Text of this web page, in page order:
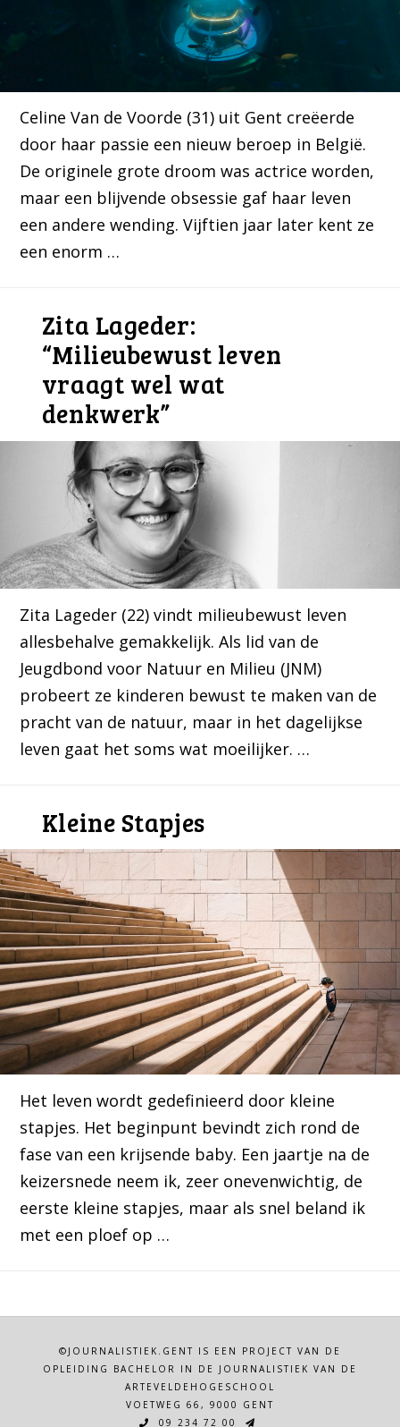
Celine Van de Voorde (31) uit Gent creëerde
door haar passie een nieuw beroep in België.
De originele grote droom was actrice worden,
maar een blijvende obsessie gaf haar leven
een andere wending. Vijftien jaar later kent ze
een enorm …
Zita Lageder:
“Milieubewust leven
vraagt wel wat
denkwerk”
Zita Lageder (22) vindt milieubewust leven
allesbehalve gemakkelijk. Als lid van de
Jeugdbond voor Natuur en Milieu (JNM)
probeert ze kinderen bewust te maken van de
pracht van de natuur, maar in het dagelijkse
leven gaat het soms wat moeilijker. …
Kleine Stapjes
Het leven wordt gedefinieerd door kleine
stapjes. Het beginpunt bevindt zich rond de
fase van een krijsende baby. Een jaartje na de
keizersnede neem ik, zeer onevenwichtig, de
eerste kleine stapjes, maar als snel beland ik
met een ploef op …
©JOURNALISTIEK.GENT IS EEN PROJECT VAN DE
OPLEIDING BACHELOR IN DE JOURNALISTIEK VAN DE
ARTEVELDEHOGESCHOOL
VOETWEG 66, 9000 GENT
09 234 72 00